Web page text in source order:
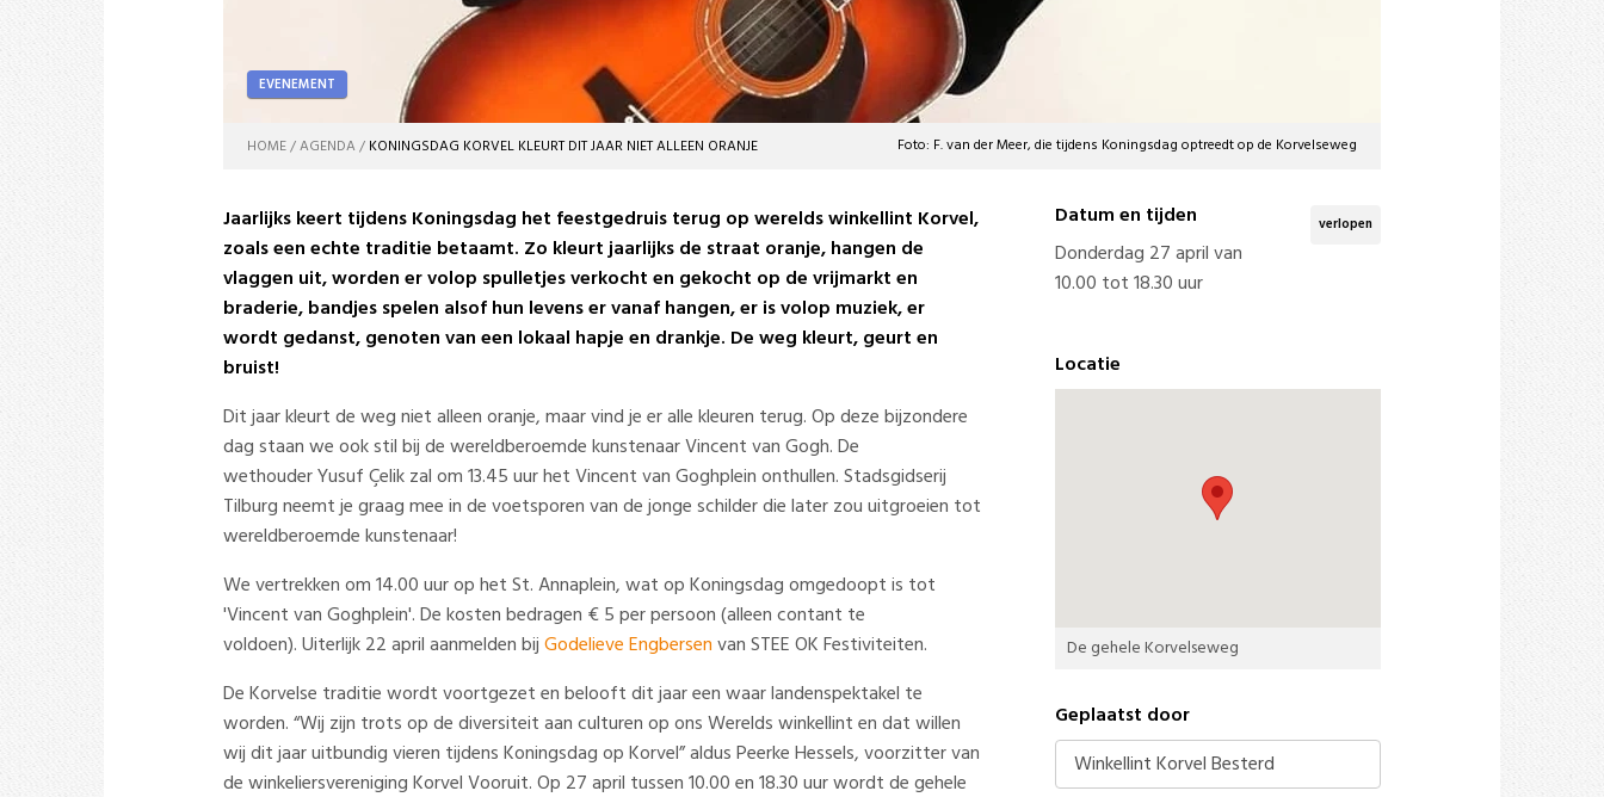
EVENEMENT
Foto: F. van der Meer, die tijdens Koningsdag optreedt op de Korvelseweg
HOME AGENDA KONINGSDAG KORVEL KLEURT DIT JAAR NIET ALLEEN ORANJE
​Jaarlijks keert tijdens Koningsdag het feestgedruis terug op werelds winkellint Korvel,
zoals een echte traditie betaamt. Zo kleurt jaarlijks de straat oranje, hangen de
vlaggen uit, worden er volop spulletjes verkocht en gekocht op de vrijmarkt en
braderie, bandjes spelen alsof hun levens er vanaf hangen, er is volop muziek, er
wordt gedanst, genoten van een lokaal hapje en drankje. De weg kleurt, geurt en
bruist!
Dit jaar kleurt de weg niet alleen oranje, maar vind je er alle kleuren terug. Op deze bijzondere
dag staan we ook stil bij de wereldberoemde kunstenaar Vincent van Gogh. De
wethouder Yusuf Çelik zal om 13.45 uur het Vincent van Goghplein onthullen. Stadsgidserij
Tilburg neemt je graag mee in de voetsporen van de jonge schilder die later zou uitgroeien tot
wereldberoemde kunstenaar!
We vertrekken om 14.00 uur op het St. Annaplein, wat op Koningsdag omgedoopt is tot
'Vincent van Goghplein'. De kosten bedragen € 5 per persoon (alleen contant te
voldoen). Uiterlijk 22 april aanmelden bijGodelieve Engbersenvan STEE OK Festiviteiten.
De Korvelse traditie wordt voortgezet en belooft dit jaar een waar landenspektakel te
worden. “Wij zijn trots op de diversiteit aan culturen op ons Werelds winkellint en dat willen
wij dit jaar uitbundig vieren tijdens Koningsdag op Korvel” aldus Peerke Hessels, voorzitter van
de winkeliersvereniging Korvel Vooruit. Op 27 april tussen 10.00 en 18.30 uur wordt de gehele
verlopen
Datum en tijden
Donderdag 27 april van
10.00 tot 18.30 uur
Locatie
De gehele Korvelseweg
Geplaatst door
Winkellint Korvel Besterd